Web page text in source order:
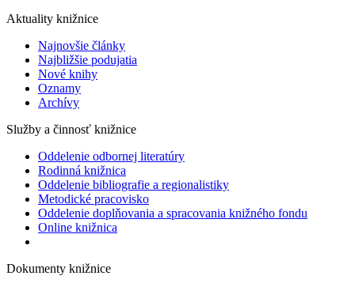
Aktuality knižnice
Najnovšie články
Najbližšie podujatia
Nové knihy
Oznamy
Archívy
Služby a činnosť knižnice
Oddelenie odbornej literatúry
Rodinná knižnica
Oddelenie bibliografie a regionalistiky
Metodické pracovisko
Oddelenie doplňovania a spracovania knižného fondu
Online knižnica
Dokumenty knižnice